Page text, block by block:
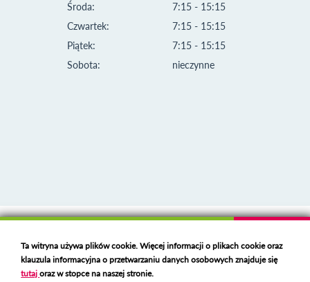
Środa:
Czwartek:
Piątek:
Sobota:
7:15 - 15:15
7:15 - 15:15
7:15 - 15:15
nieczynne
Deklaracja dostępności
Polski serwer RBL
https://polspam.pl/
Ta witryna używa plików cookie. Więcej informacji o plikach cookie oraz
klauzula informacyjna o przetwarzaniu danych osobowych znajduje się
tutajoraz w stopce na naszej stronie.